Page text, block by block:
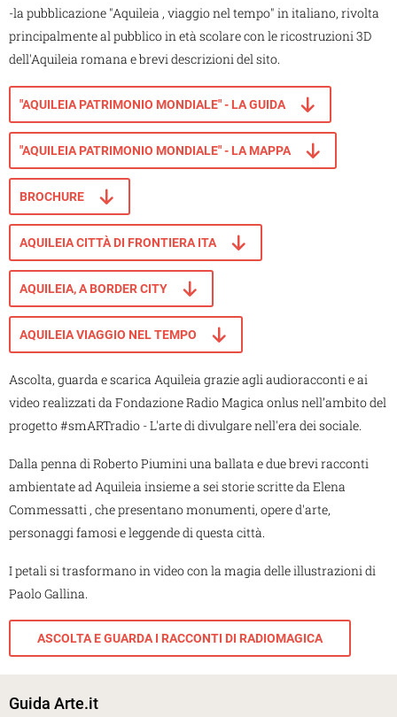
-la pubblicazione "Aquileia , viaggio nel tempo" in italiano, rivolta
principalmente al pubblico in età scolare con le ricostruzioni 3D
dell'Aquileia romana e brevi descrizioni del sito.
"AQUILEIA PATRIMONIO MONDIALE" - LA GUIDA
"AQUILEIA PATRIMONIO MONDIALE" - LA MAPPA
BROCHURE
AQUILEIA CITTÀ DI FRONTIERA ITA
AQUILEIA, A BORDER CITY
AQUILEIA VIAGGIO NEL TEMPO
Ascolta, guarda e scarica Aquileia grazie agli audioracconti e ai
video realizzati da Fondazione Radio Magica onlus nell’ambito del
progetto #smARTradio - L'arte di divulgare nell'era dei sociale.
Dalla penna di Roberto Piumini una ballata e due brevi racconti
ambientate ad Aquileia insieme a sei storie scritte da Elena
Commessatti , che presentano monumenti, opere d'arte,
personaggi famosi e leggende di questa città.
I petali si trasformano in video con la magia delle illustrazioni di
Paolo Gallina.
ASCOLTA E GUARDA I RACCONTI DI RADIOMAGICA
Guida Arte.it